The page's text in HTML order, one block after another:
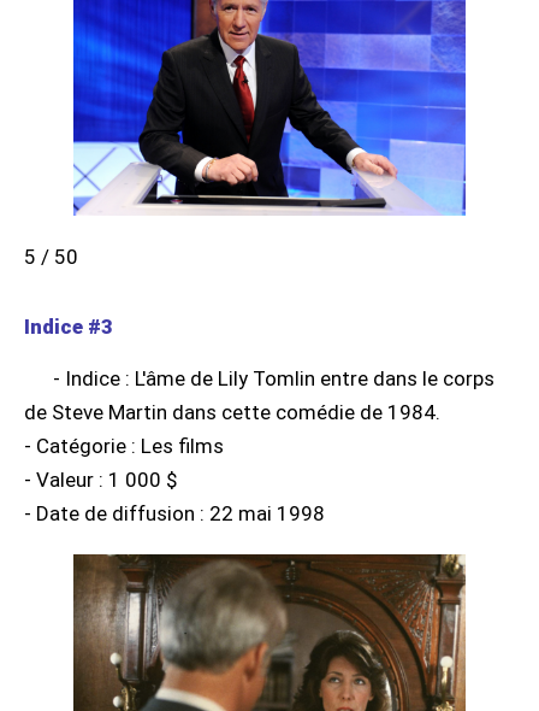
5 / 50
Indice #3
- Indice : L'âme de Lily Tomlin entre dans le corps
de Steve Martin dans cette comédie de 1984.
- Catégorie : Les films
- Valeur : 1 000 $
- Date de diffusion : 22 mai 1998